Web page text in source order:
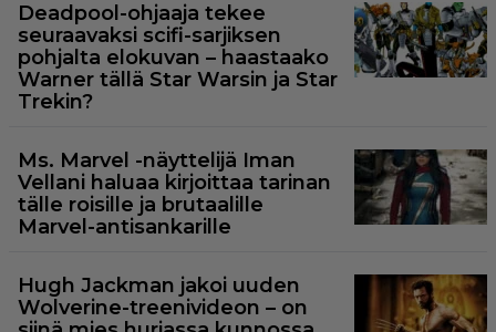
Deadpool-ohjaaja tekee
seuraavaksi scifi-sarjiksen
pohjalta elokuvan – haastaako
Warner tällä Star Warsin ja Star
Trekin?
Ms. Marvel -näyttelijä Iman
Vellani haluaa kirjoittaa tarinan
tälle roisille ja brutaalille
Marvel-antisankarille
Hugh Jackman jakoi uuden
Wolverine-treenivideon – on